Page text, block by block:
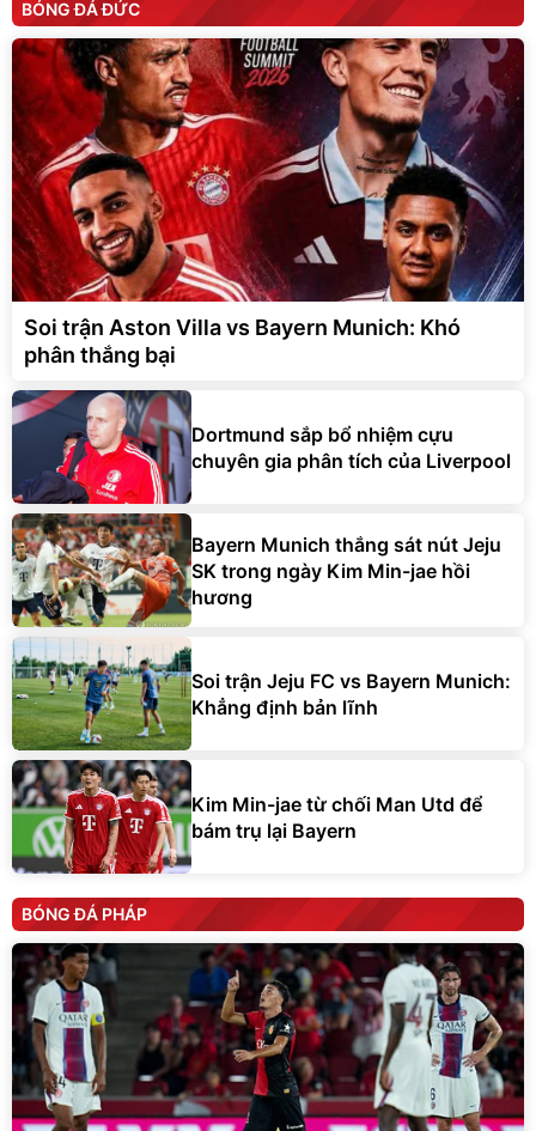
BÓNG ĐÁ ĐỨC
Soi trận Aston Villa vs Bayern Munich: Khó
phân thắng bại
Dortmund sắp bổ nhiệm cựu
chuyên gia phân tích của Liverpool
Bayern Munich thắng sát nút Jeju
SK trong ngày Kim Min-jae hồi
hương
Soi trận Jeju FC vs Bayern Munich:
Khẳng định bản lĩnh
Kim Min-jae từ chối Man Utd để
bám trụ lại Bayern
BÓNG ĐÁ PHÁP